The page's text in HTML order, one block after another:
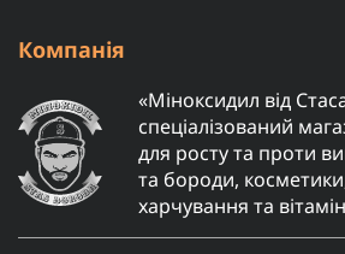
Компанія
«Міноксидил від
спеціалізований
для росту та проти
та бороди,
харчування та